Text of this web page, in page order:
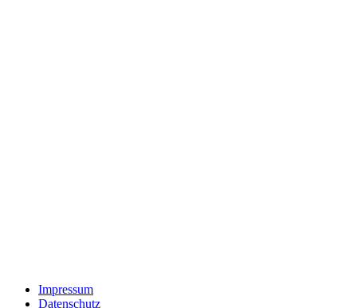
Impressum
Datenschutz